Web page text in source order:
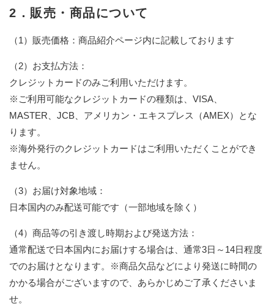
2．販売・商品について
（1）販売価格：商品紹介ページ内に記載しております
（2）お支払方法：
クレジットカードのみご利用いただけます。
※ご利用可能なクレジットカードの種類は、VISA、
MASTER、JCB、アメリカン・エキスプレス（AMEX）とな
ります。
※海外発行のクレジットカードはご利用いただくことができ
ません。
（3）お届け対象地域：
日本国内のみ配送可能です（一部地域を除く）
（4）商品等の引き渡し時期および発送方法：
通常配送で日本国内にお届けする場合は、通常3日～14日程度
でのお届けとなります。※商品欠品などにより発送に時間の
かかる場合がございますので、あらかじめご了承くださいま
せ。